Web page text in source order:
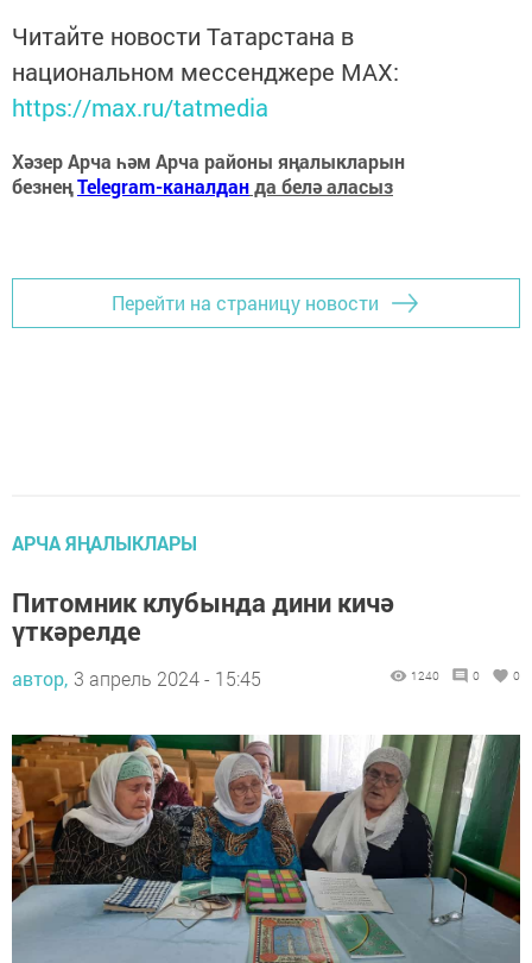
Читайте новости Татарстана в
национальном мессенджере MАХ:
https://max.ru/tatmedia
Хәзер Арча һәм Арча районы яңалыкларын
безнеңTelegram-каналданда белә аласыз
Перейти на страницу новости
АРЧА ЯҢАЛЫКЛАРЫ
Питомник клубында дини кичә
үткәрелде
автор, 3 апрель 2024 - 15:45 1240 0 0